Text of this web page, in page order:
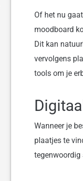
Of het nu
moodboard
Dit kan
vervolgens
tools om je
Wanneer je
plaatjes te
tegenwoordig